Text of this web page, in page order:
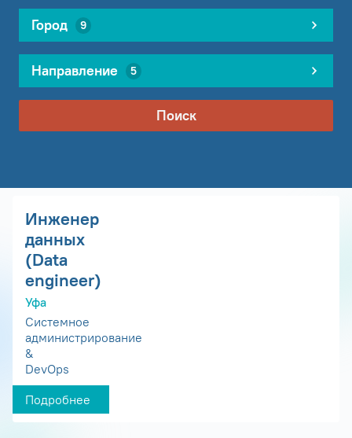
Город 9
Направление 5
Поиск
Инженер
данных
(Data
engineer)
Уфа
Системное
администрирование
&
DevOps
Подробнее